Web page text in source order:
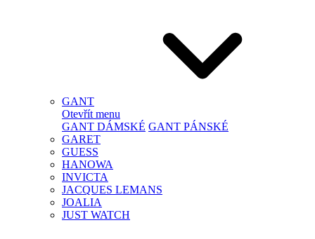
GANT
Otevřít menu
GANT DÁMSKÉ GANT PÁNSKÉ
GARET
GUESS
HANOWA
INVICTA
JACQUES LEMANS
JOALIA
JUST WATCH